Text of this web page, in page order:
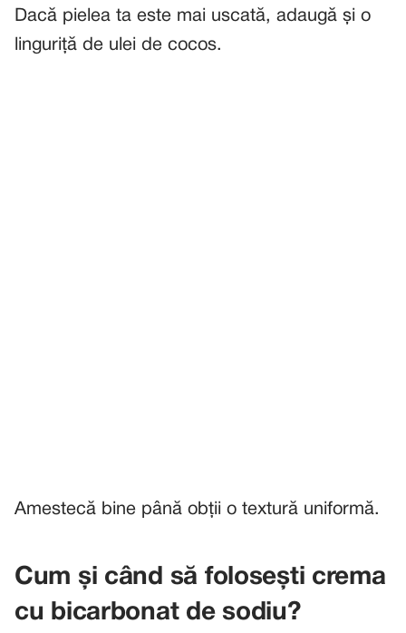
Dacă pielea ta este mai uscată, adaugă și o
linguriță de ulei de cocos.
Amestecă bine până obții o textură uniformă.
Cum și când să folosești crema
cu bicarbonat de sodiu?